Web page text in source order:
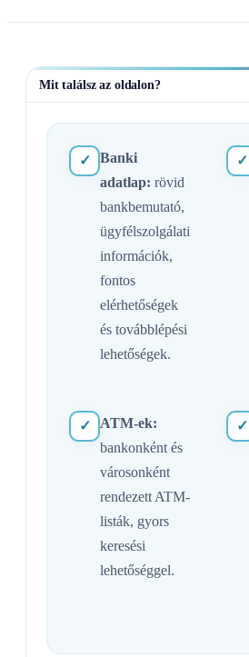
Mit találsz az oldalon?
✓
Banki
adatlap: rövid
bankbemutató,
ügyfélszolgálati
információk,
fontos
elérhetőségek
és továbblépési
lehetőségek.
✓
✓
ATM-ek:
bankonként és
városonként
rendezett ATM-
listák, gyors
keresési
lehetőséggel.
✓